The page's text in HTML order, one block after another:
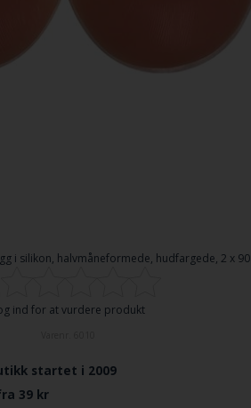
i silikon, halvmåneformede, hudfargede, 2 x 90
ind for at vurdere produkt
startet i 2009
39 kr